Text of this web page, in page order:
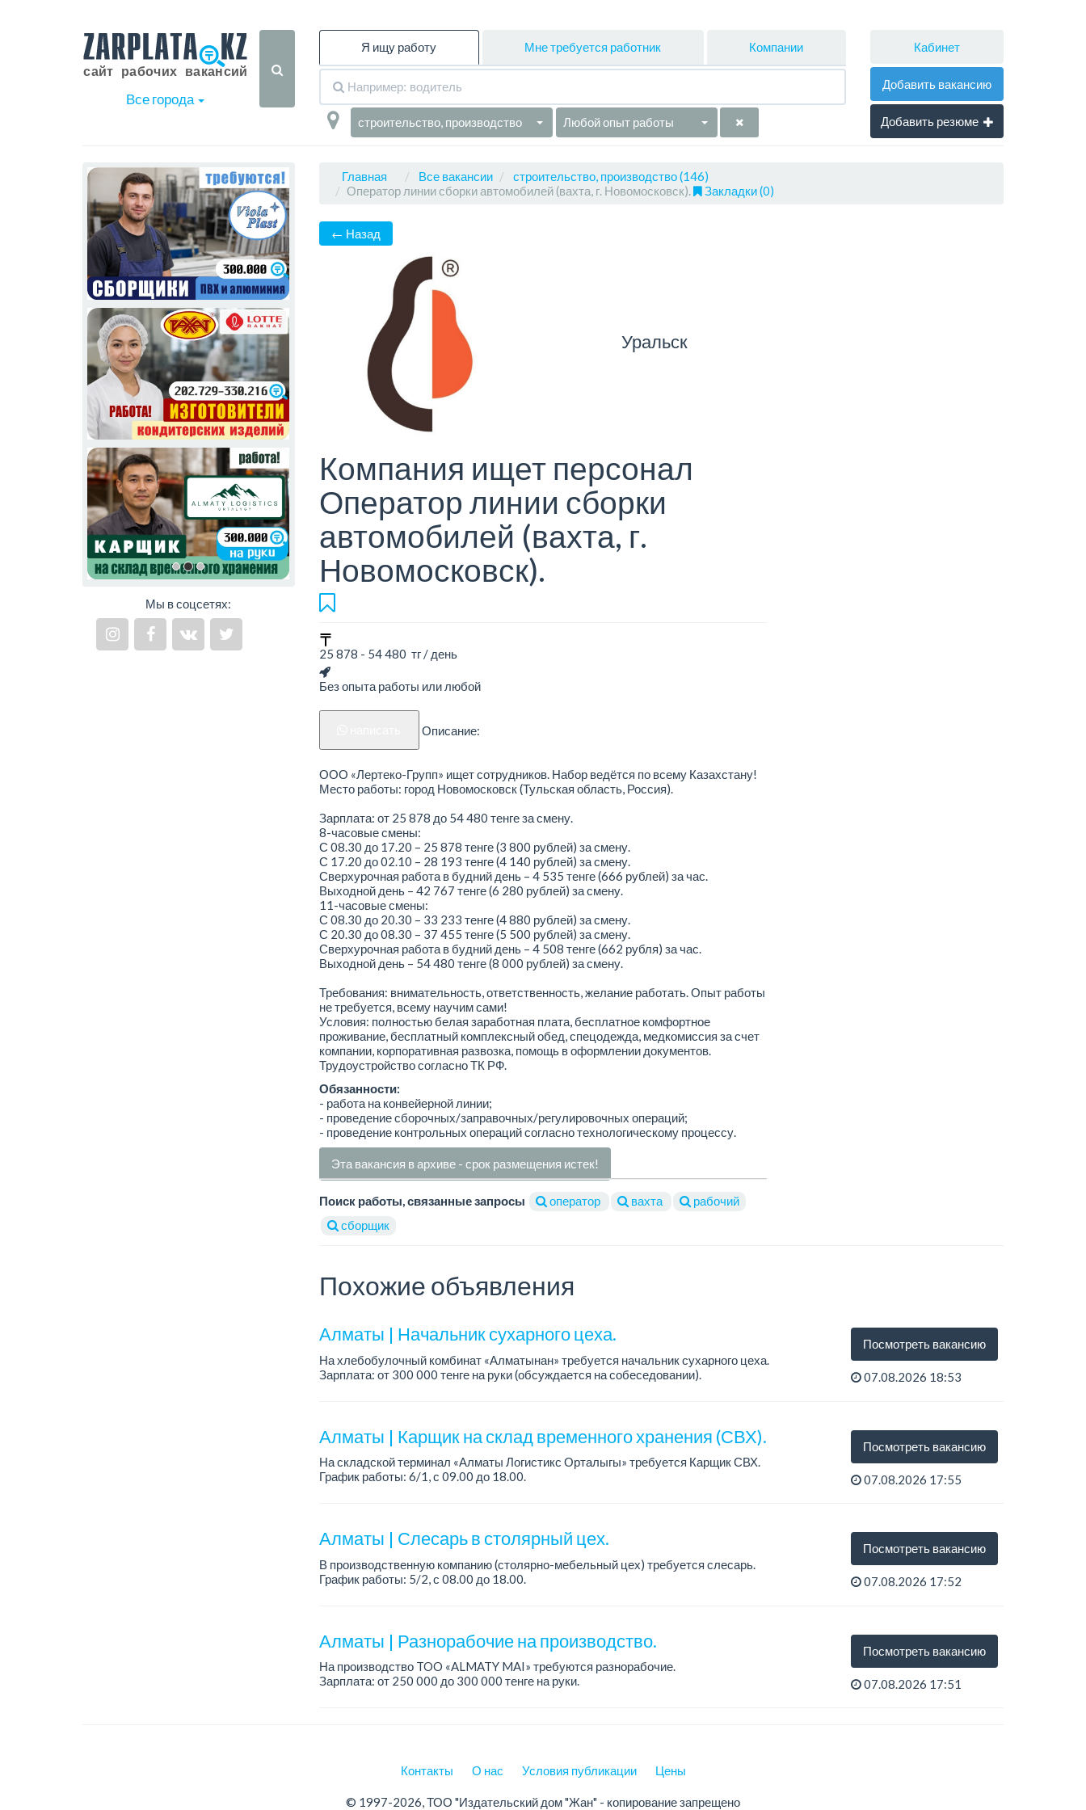
Все города
Я ищу работу Мне требуется работник Компании
строительство, производство Любой опыт работы
Кабинет
Добавить вакансию
Добавить резюме
Мы в соцсетях:
Главная Все вакансии
строительство, производство (146)
Оператор линии сборки автомобилей (вахта, г. Новомосковск).
Закладки (0)
← Назад
Уральск
Компания ищет персонал
Оператор линии сборки
автомобилей (вахта, г.
Новомосковск).
25 878 - 54 480 тг / день
Без опыта работы или любой
Описание:
ООО «Лертеко-Групп» ищет сотрудников. Набор ведётся по всему Казахстану!
Место работы: город Новомосковск (Тульская область, Россия).
Зарплата: от 25 878 до 54 480 тенге за смену.
8-часовые смены:
С 08.30 до 17.20 – 25 878 тенге (3 800 рублей) за смену.
С 17.20 до 02.10 – 28 193 тенге (4 140 рублей) за смену.
Сверхурочная работа в будний день – 4 535 тенге (666 рублей) за час.
Выходной день – 42 767 тенге (6 280 рублей) за смену.
11-часовые смены:
С 08.30 до 20.30 – 33 233 тенге (4 880 рублей) за смену.
С 20.30 до 08.30 – 37 455 тенге (5 500 рублей) за смену.
Сверхурочная работа в будний день – 4 508 тенге (662 рубля) за час.
Выходной день – 54 480 тенге (8 000 рублей) за смену.
Требования: внимательность, ответственность, желание работать. Опыт работы
не требуется, всему научим сами!
Условия: полностью белая заработная плата, бесплатное комфортное
проживание, бесплатный комплексный обед, спецодежда, медкомиссия за счет
компании, корпоративная развозка, помощь в оформлении документов.
Трудоустройство согласно ТК РФ.
Обязанности:
- работа на конвейерной линии;
- проведение сборочных/заправочных/регулировочных операций;
- проведение контрольных операций согласно технологическому процессу.
Эта вакансия в архиве - срок размещения истек!
Поиск работы, связанные запросы оператор вахта
рабочий
сборщик
Похожие объявления
Алматы | Начальник сухарного цеха.
На хлебобулочный комбинат «Алматынан» требуется начальник сухарного цеха.
Зарплата: от 300 000 тенге на руки (обсуждается на собеседовании).
Посмотреть вакансию
07.08.2026 18:53
Алматы | Карщик на склад временного хранения (СВХ).
На складской терминал «Алматы Логистикс Орталыгы» требуется Карщик СВХ.
График работы: 6/1, с 09.00 до 18.00.
Посмотреть вакансию
07.08.2026 17:55
Алматы | Слесарь в столярный цех.
В производственную компанию (столярно-мебельный цех) требуется слесарь.
График работы: 5/2, с 08.00 до 18.00.
Посмотреть вакансию
07.08.2026 17:52
Алматы | Разнорабочие на производство.
На производство TOO «ALMATY MAI» требуются разнорабочие.
Зарплата: от 250 000 до 300 000 тенге на руки.
Посмотреть вакансию
07.08.2026 17:51
Контакты О нас Условия публикации Цены
© 1997-2026, ТОО "Издательский дом "Жан" - копирование запрещено